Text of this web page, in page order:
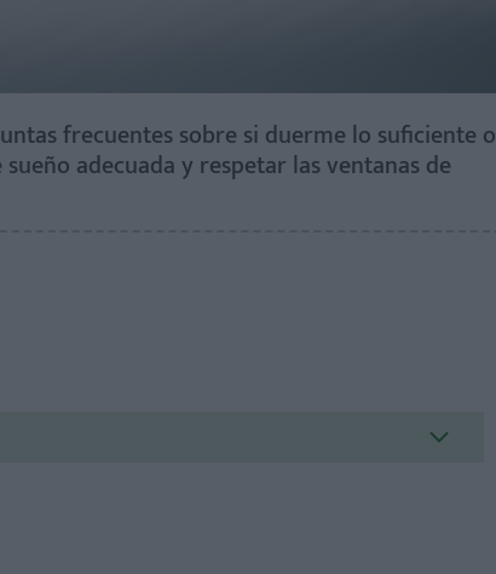
frecuentes sobre si duerme lo suficiente o
adecuada y respetar las ventanas de